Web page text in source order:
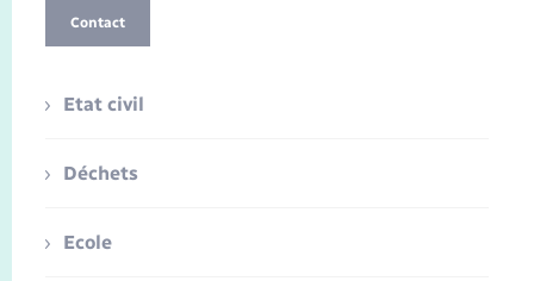
Contact
Etat civil
Déchets
Ecole